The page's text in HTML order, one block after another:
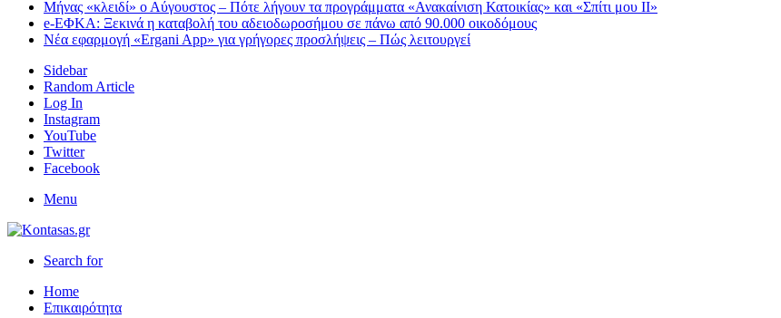
Μήνας «κλειδί» ο Αύγουστος – Πότε λήγουν τα προγράμματα «Ανακαίνιση Κατοικίας» και «Σπίτι μου ΙΙ»
e-ΕΦΚΑ: Ξεκινά η καταβολή του αδειοδωροσήμου σε πάνω από 90.000 οικοδόμους
Νέα εφαρμογή «Ergani App» για γρήγορες προσλήψεις – Πώς λειτουργεί
Sidebar
Random Article
Log In
Instagram
YouTube
Twitter
Facebook
Menu
Search for
Home
Επικαιρότητα